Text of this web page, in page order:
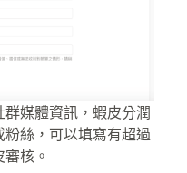
媒體資訊，蝦皮分潤
粉絲，可以填寫有超過
核。